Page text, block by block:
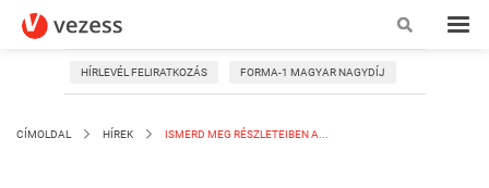
HÍRLEVÉL FELIRATKOZÁS FORMA-1 MAGYAR NAGYDÍJ
CÍMOLDAL HÍREK ISMERD MEG RÉSZLETEIBEN A...